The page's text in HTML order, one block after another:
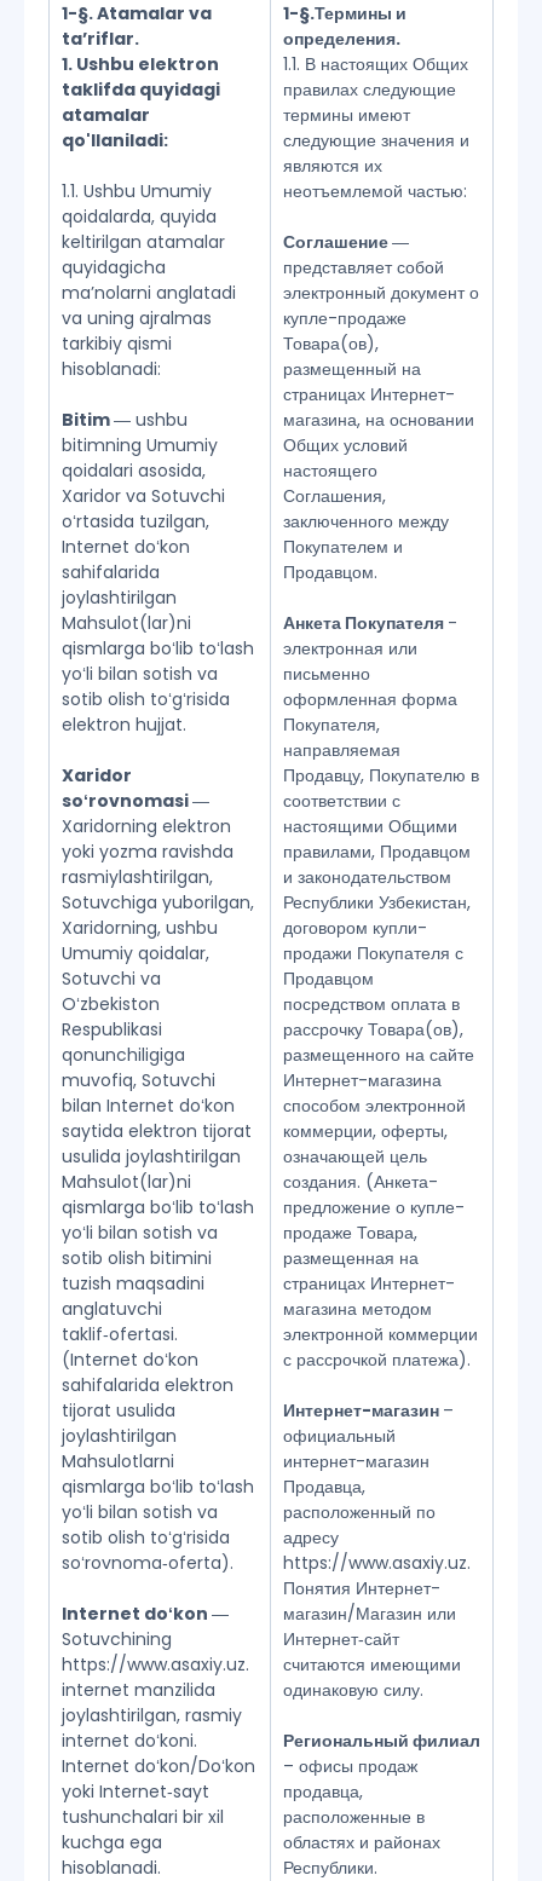
1-§. Atamalar va
taʼriflar.
1. Ushbu elektron
taklifda quyidagi
atamalar
qo'llaniladi:
1.1. Ushbu Umumiy
qoidalarda, quyida
keltirilgan atamalar
quyidagicha
maʼnolarni anglatadi
va uning ajralmas
tarkibiy qismi
hisoblanadi:
Bitim― ushbu
bitimning Umumiy
qoidalari asosida,
Xaridor va Sotuvchi
oʻrtasida tuzilgan,
Internet doʻkon
sahifalarida
joylashtirilgan
Mahsulot(lar)ni
qismlarga boʻlib toʻlash
yoʻli bilan sotish va
sotib olish toʻgʻrisida
elektron hujjat.
Xaridor
soʻrovnomasi―
Xaridorning elektron
yoki yozma ravishda
rasmiylashtirilgan,
Sotuvchiga yuborilgan,
Xaridorning, ushbu
Umumiy qoidalar,
Sotuvchi va
Oʻzbekiston
Respublikasi
qonunchiligiga
muvofiq, Sotuvchi
bilan Internet doʻkon
saytida elektron tijorat
usulida joylashtirilgan
Mahsulot(lar)ni
qismlarga boʻlib toʻlash
yoʻli bilan sotish va
sotib olish bitimini
tuzish maqsadini
anglatuvchi
taklif‑ofertasi.
(Internet doʻkon
sahifalarida elektron
tijorat usulida
joylashtirilgan
Mahsulotlarni
qismlarga boʻlib toʻlash
yoʻli bilan sotish va
sotib olish toʻgʻrisida
soʻrovnoma‑oferta).
Internet doʻkon ―
Sotuvchining
https://www.asaxiy.uz.
internet manzilida
joylashtirilgan, rasmiy
internet doʻkoni.
Internet doʻkon/Doʻkon
yoki Internet‑sayt
tushunchalari bir xil
kuchga ega
hisoblanadi.
1-§.Термины и
определения.
1.1. В настоящих Общих
правилах следующие
термины имеют
следующие значения и
являются их
неотъемлемой частью:
Соглашение―
представляет собой
электронный документ о
купле-продаже
Товара(ов),
размещенный на
страницах Интернет-
магазина, на основании
Общих условий
настоящего
Соглашения,
заключенного между
Покупателем и
Продавцом.
Анкета Покупателя -
электронная или
письменно
оформленная форма
Покупателя,
направляемая
Продавцу, Покупателю в
соответствии с
настоящими Общими
правилами, Продавцом
и законодательством
Республики Узбекистан,
договором купли-
продажи Покупателя с
Продавцом
посредством оплата в
рассрочку Товара(ов),
размещенного на сайте
Интернет-магазина
способом электронной
коммерции, оферты,
означающей цель
создания. (Анкета-
предложение о купле-
продаже Товара,
размещенная на
страницах Интернет-
магазина методом
электронной коммерции
с рассрочкой платежа).
Интернет-магазин –
официальный
интернет-магазин
Продавца,
расположенный по
адресу
https://www.asaxiy.uz.
Понятия Интернет-
магазин/Магазин или
Интернет‑сайт
считаются имеющими
одинаковую силу.
Региональный филиал
– офисы продаж
продавца,
расположенные в
областях и районах
Республики.